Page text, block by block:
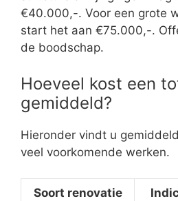
€40.000,-. Voor een grote
start het aan €75.000,-.
de boodschap.
Hoeveel kost een
gemiddeld?
Hieronder vindt u
veel voorkomende werken.
Soort renovatie